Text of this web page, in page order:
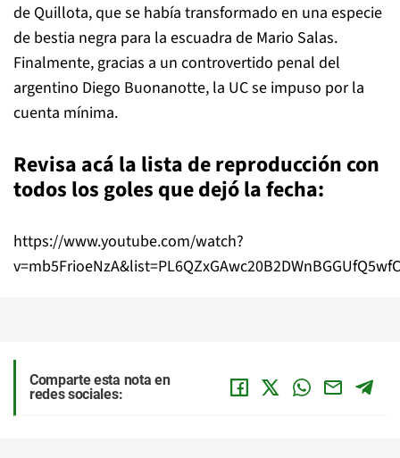
de Quillota, que se había transformado en una especie
de bestia negra para la escuadra de Mario Salas.
Finalmente, gracias a un controvertido penal del
argentino Diego Buonanotte, la UC se impuso por la
cuenta mínima.
Revisa acá la lista de reproducción con
todos los goles que dejó la fecha:
https://www.youtube.com/watch?
Comparte esta nota en
redes sociales: